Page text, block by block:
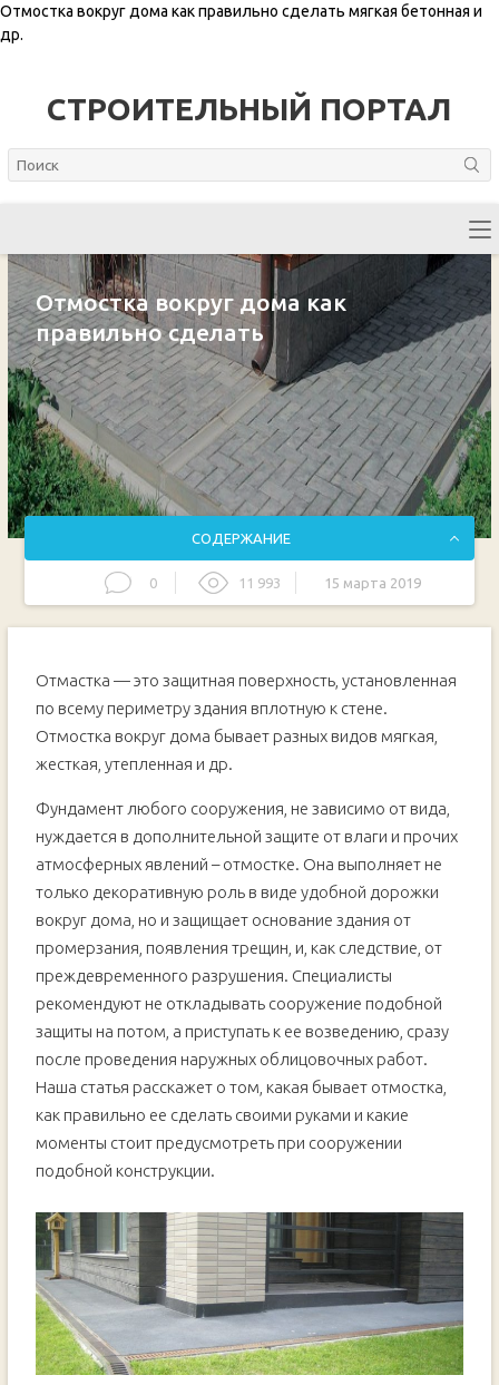
Отмостка вокруг дома как правильно сделать мягкая бетонная и
др.
СТРОИТЕЛЬНЫЙ ПОРТАЛ
Отмостка вокруг дома как
правильно сделать
СОДЕРЖАНИЕ
0 11 993 15 марта 2019
Виды отмосток
Основные шаги создания бетонной отмостки
Подготовка траншеи
Опалубка
Раствор
Заливка
Распространенные ошибки
Ремонт отмостки
Заключение
Отмастка — это защитная поверхность, установленная
по всему периметру здания вплотную к стене.
Отмостка вокруг дома бывает разных видов мягкая,
жесткая, утепленная и др.
Фундамент любого сооружения, не зависимо от вида,
нуждается в дополнительной защите от влаги и прочих
атмосферных явлений – отмостке. Она выполняет не
только декоративную роль в виде удобной дорожки
вокруг дома, но и защищает основание здания от
промерзания, появления трещин, и, как следствие, от
преждевременного разрушения. Специалисты
рекомендуют не откладывать сооружение подобной
защиты на потом, а приступать к ее возведению, сразу
после проведения наружных облицовочных работ.
Наша статья расскажет о том, какая бывает отмостка,
как правильно ее сделать своими руками и какие
моменты стоит предусмотреть при сооружении
подобной конструкции.